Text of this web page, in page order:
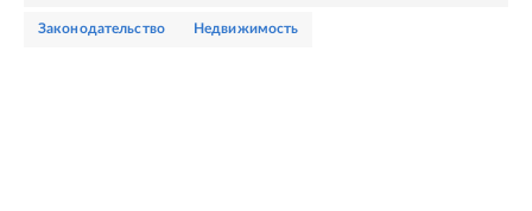
законодательство недвижимость